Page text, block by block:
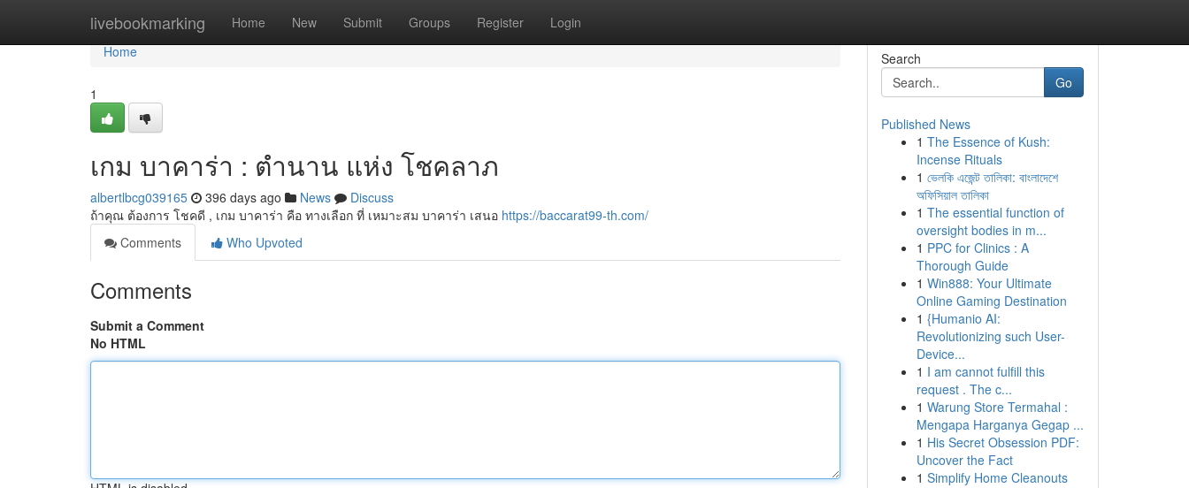
livebookmarking Home New Submit Groups Register Login
Home
Home
1
เกม บาคาร่า : ตำนาน แห่ง โชคลาภ
albertlbcg039165 396 days ago News
Discuss
ถ้าคุณ ต้องการ โชคดี , เกม บาคาร่า คือ ทางเลือก ที่ เหมาะสม บาคาร่า เสนอ https://baccarat99-th.com/
Comments
Who Upvoted
Comments
Submit a Comment
No HTML
Search
Go
Published News
1 The Essence of Kush:
Incense Rituals
1 ভেলকি এজেন্ট তালিকা: বাংলাদেশে
অফিসিয়াল তালিকা
1 The essential function of
oversight bodies in m...
1 PPC for Clinics : A
Thorough Guide
1 Win888: Your Ultimate
Online Gaming Destination
1 {Humanio AI:
Revolutionizing such User-
Device...
1 I am cannot fulfill this
request . The c...
1 Warung Store Termahal :
Mengapa Harganya Gegap ...
1 His Secret Obsession PDF:
Uncover the Fact
1 Simplify Home Cleanouts